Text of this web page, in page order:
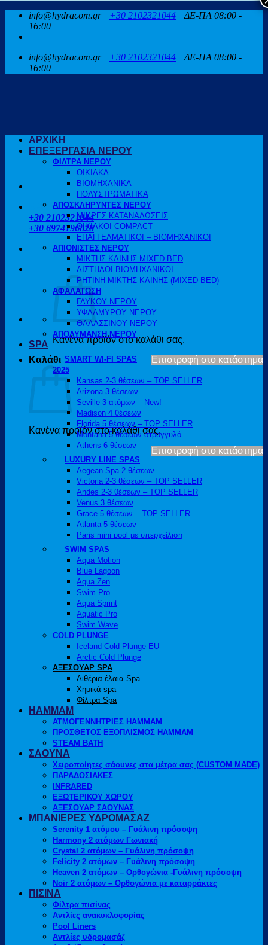
Μετάβαση
περιεχόμενο
info@hydracom.gr +30 2102321044
ΔΕ-ΠΑ 08:00 -
16:00
info@hydracom.gr +30 2102321044
ΔΕ-ΠΑ 08:00 -
16:00
ΚΑΛΕΣΤΕ ΜΑΣ
+30 2102321044
+30 6974196828
Κανένα προϊόν στο καλάθι σας.
Επιστροφή στο κατάστημα
Καλάθι
Κανένα προϊόν στο καλάθι σας.
Επιστροφή στο κατάστημα
ΑΡΧΙΚΗ
ΕΠΕΞΕΡΓΑΣΙΑ ΝΕΡΟΥ
ΦΙΛΤΡΑ ΝΕΡΟΥ
ΟΙΚΙΑΚΑ
ΒΙΟΜΗΧΑΝΙΚΑ
ΠΟΛΥΣΤΡΩΜΑΤΙΚΑ
ΑΠΟΣΚΛΗΡΥΝΤΕΣ ΝΕΡΟΥ
ΜΙΚΡΕΣ ΚΑΤΑΝΑΛΩΣΕΙΣ
ΟΙΚΙΑΚΟΙ COMPACT
ΕΠΑΓΓΕΛΜΑΤΙΚΟΙ – ΒΙΟΜΗΧΑΝΙΚΟΙ
ΑΠΙΟΝΙΣΤΕΣ ΝΕΡΟΥ
ΜΙΚΤΗΣ ΚΛΙΝΗΣ MIXED BED
ΔΙΣΤΗΛΟΙ ΒΙΟΜΗΧΑΝΙΚΟΙ
ΡΗΤΙΝΗ ΜΙΚΤΗΣ ΚΛΙΝΗΣ (MIXED BED)
ΑΦΑΛΑΤΩΣΗ
ΓΛΥΚΟΥ ΝΕΡΟΥ
ΥΦΑΛΜΥΡΟΥ ΝΕΡΟΥ
ΘΑΛΑΣΣΙΝΟΥ ΝΕΡΟΥ
ΑΠΟΛΥΜΑΝΣΗ ΝΕΡΟΥ
SPA
SMART WI-FI SPAS
2025
Kansas 2-3 θέσεων – TOP SELLER
Arizona 3 θέσεων
Seville 3 ατόμων – New!
Madison 4 θέσεων
Florida 5 θέσεων – TOP SELLER
Montana 5 θέσεων στρογγυλό
Athens 6 θέσεων
LUXURY LINE SPAS
Aegean Spa 2 θέσεων
Victoria 2-3 θέσεων – TOP SELLER
Andes 2-3 θέσεων – TOP SELLER
Venus 3 θέσεων
Grace 5 θέσεων – TOP SELLER
Atlanta 5 θέσεων
Paris mini pool με υπερχείλιση
SWIM SPAS
Aqua Motion
Blue Lagoon
Aqua Zen
Swim Pro
Aqua Sprint
Aquatic Pro
Swim Wave
COLD PLUNGE
Iceland Cold Plunge EU
Arctic Cold Plunge
ΑΞΕΣΟΥΑΡ SPA
Αιθέρια έλαια Spa
Χημικά spa
Φίλτρα Spa
HAMMAM
ΑΤΜΟΓΕΝΝΗΤΡΙΕΣ HAMMAM
ΠΡΟΣΘΕΤΟΣ ΕΞΟΠΛΙΣΜΟΣ HAMMAM
STEAM BATH
ΣΑΟΥΝΑ
Χειροποίητες σάουνες στα μέτρα σας (CUSTOM MADE)
ΠΑΡΑΔΟΣΙΑΚΕΣ
INFRARED
ΕΞΩΤΕΡΙΚΟΥ ΧΩΡΟΥ
ΑΞΕΣΟΥΑΡ ΣΑΟΥΝΑΣ
ΜΠΑΝΙΕΡΕΣ ΥΔΡΟΜΑΣΑΖ
Serenity 1 ατόμου – Γυάλινη πρόσοψη
Harmony 2 ατόμων Γωνιακή
Crystal 2 ατόμων – Γυάλινη πρόσοψη
Felicity 2 ατόμων – Γυάλινη πρόσοψη
Heaven 2 ατόμων – Ορθογώνια -Γυάλινη πρόσοψη
Noir 2 ατόμων – Ορθογώνια με καταρράκτες
ΠΙΣΙΝΑ
Φίλτρα πισίνας
Αντλίες ανακυκλοφορίας
Pool Liners
Αντλίες υδρομασάζ